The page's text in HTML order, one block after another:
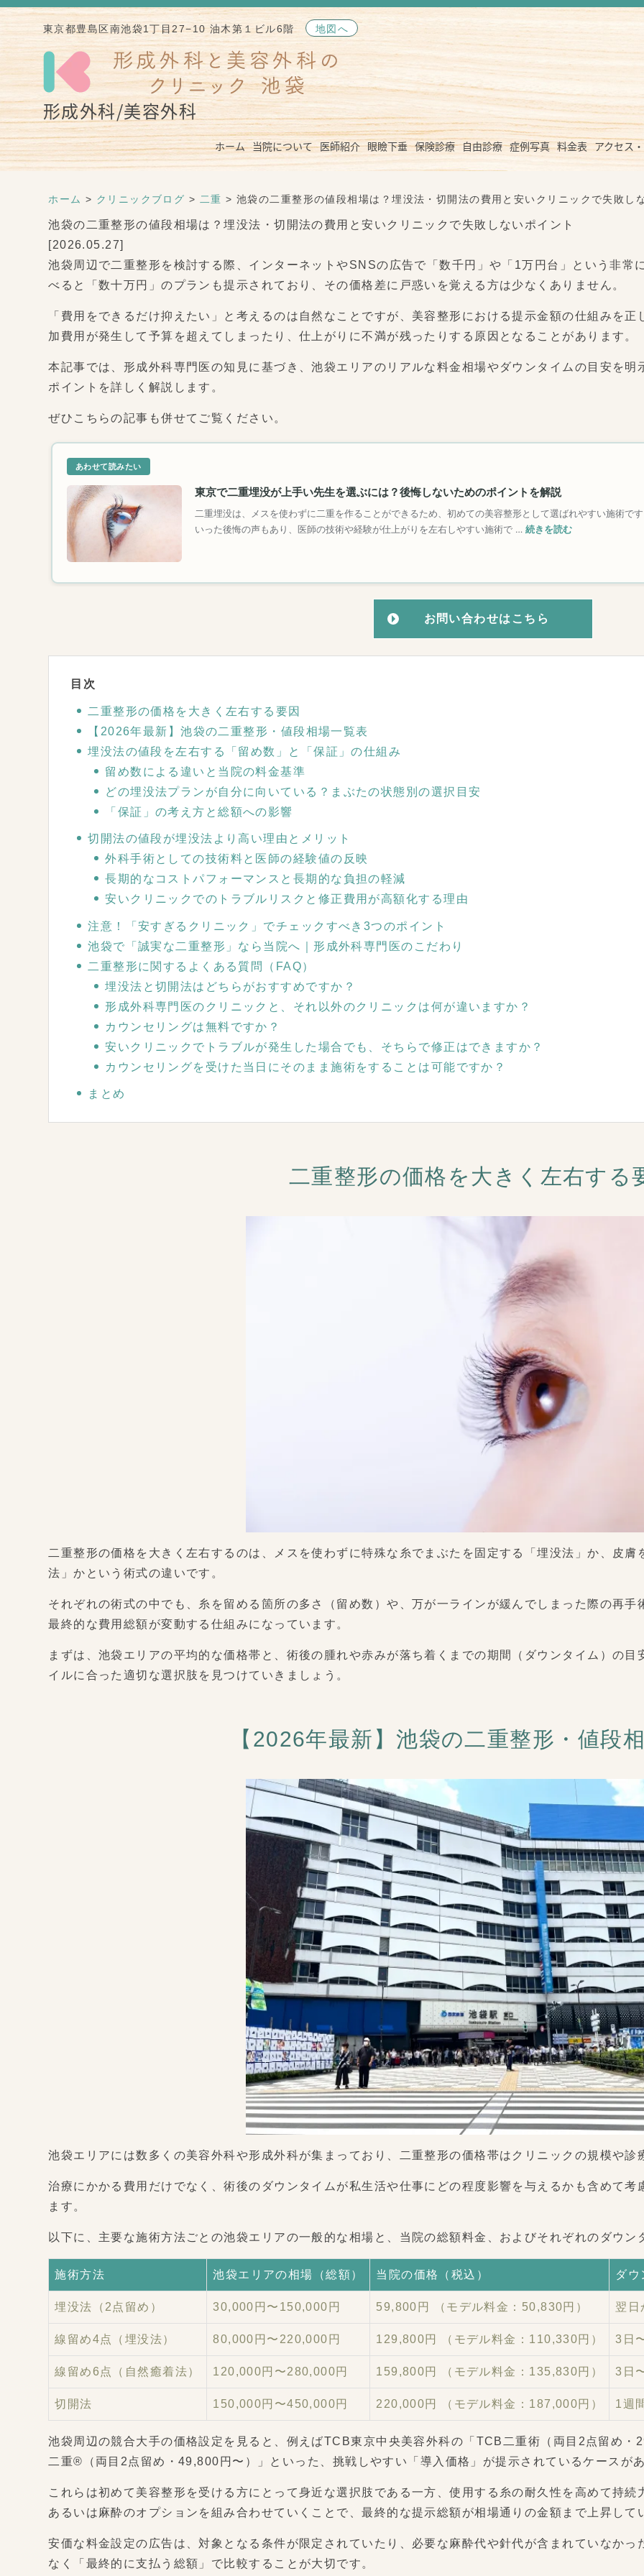
形成外科/美容外科
東京都豊島区南池袋1丁目27−10 油木第１ビル6階 地図へ
ホーム 当院について 医師紹介 眼瞼下垂 保険診療 自由診療 症例写真 料金表 アクセス
ホーム > クリニックブログ > 二重 > 池袋の二重整形の値段相場は？埋没法・切開法の費用と安いクリニックで失敗し
池袋の二重整形の値段相場は？埋没法・切開法の費用と安いクリニックで失敗しないポイント
[2026.05.27]
池袋周辺で二重整形を検討する際、インターネットやSNSの広告で「数千円」や「1万円台」という非常
べると「数十万円」のプランも提示されており、その価格差に戸惑いを覚える方は少なくありません。
「費用をできるだけ抑えたい」と考えるのは自然なことですが、美容整形における提示金額の仕組みを
加費用が発生して予算を超えてしまったり、仕上がりに不満が残ったりする原因となることがあります。
本記事では、形成外科専門医の知見に基づき、池袋エリアのリアルな料金相場やダウンタイムの目安を
ポイントを詳しく解説します。
ぜひこちらの記事も併せてご覧ください。
お問い合わせはこちら
二重整形の価格を大きく左右する要因
【2026年最新】池袋の二重整形・値段相場一覧表
埋没法の値段を左右する「留め数」と「保証」の仕組み
留め数による違いと当院の料金基準
どの埋没法プランが自分に向いている？まぶたの状態別の選択目安
「保証」の考え方と総額への影響
切開法の値段が埋没法より高い理由とメリット
外科手術としての技術料と医師の経験値の反映
長期的なコストパフォーマンスと長期的な負担の軽減
安いクリニックでのトラブルリスクと修正費用が高額化する理由
注意！「安すぎるクリニック」でチェックすべき3つのポイント
池袋で「誠実な二重整形」なら当院へ｜形成外科専門医のこだわり
二重整形に関するよくある質問（FAQ）
埋没法と切開法はどちらがおすすめですか？
形成外科専門医のクリニックと、それ以外のクリニックは何が違いますか？
カウンセリングは無料ですか？
安いクリニックでトラブルが発生した場合でも、そちらで修正はできますか？
カウンセリングを受けた当日にそのまま施術をすることは可能ですか？
まとめ
二重整形の価格を大きく左右する
二重整形の価格を大きく左右するのは、メスを使わずに特殊な糸でまぶたを固定する「埋没法」か、皮
法」かという術式の違いです。
それぞれの術式の中でも、糸を留める箇所の多さ（留め数）や、万が一ラインが緩んでしまった際の再
最終的な費用総額が変動する仕組みになっています。
まずは、池袋エリアの平均的な価格帯と、術後の腫れや赤みが落ち着くまでの期間（ダウンタイム）の
イルに合った適切な選択肢を見つけていきましょう。
【2026年最新】池袋の二重整形・値段
池袋エリアには数多くの美容外科や形成外科が集まっており、二重整形の価格帯はクリニックの規模や
治療にかかる費用だけでなく、術後のダウンタイムが私生活や仕事にどの程度影響を与えるかも含めて
ます。
以下に、主要な施術方法ごとの池袋エリアの一般的な相場と、当院の総額料金、およびそれぞれのダウ
施術方法 池袋エリアの相場（総額） 当院の価格（税込） ダ
埋没法（2点留め） 30,000円〜150,000円 59,800円 （モデル料金：50,830円） 翌日
線留め4点（埋没法） 80,000円〜220,000円 129,800円 （モデル料金：110,330円） 3日
線留め6点（自然癒着法） 120,000円〜280,000円 159,800円 （モデル料金：135,830円） 3日
切開法 150,000円〜450,000円 220,000円 （モデル料金：187,000円） 1週
池袋周辺の競合大手の価格設定を見ると、例えばTCB東京中央美容外科の「TCB二重術（両目2点留め
二重®（両目2点留め・49,800円〜）」といった、挑戦しやすい「導入価格」が提示されているケースが
これらは初めて美容整形を受ける方にとって身近な選択肢である一方、使用する糸の耐久性を高めて持
あるいは麻酔のオプションを組み合わせていくことで、最終的な提示総額が相場通りの金額まで上昇して
安価な料金設定の広告は、対象となる条件が限定されていたり、必要な麻酔代や針代が含まれていなか
なく「最終的に支払う総額」で比較することが大切です。